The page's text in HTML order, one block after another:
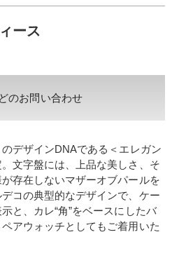
ース
のお問い合わせ
デザインDNAである＜エレガン
文字盤には、上品な美しさ、そ
存在しないマザーオブパールを
コの典型的なデザインで、ケー
と、カレ“角”をベースにしたバ
アウォッチとしてもご着用いた